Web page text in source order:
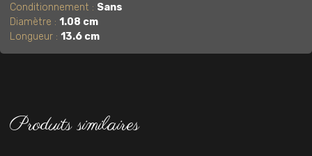
Conditionnement : Sans
Diamètre :1.08 cm
Longueur :13.6 cm
Produits similaires